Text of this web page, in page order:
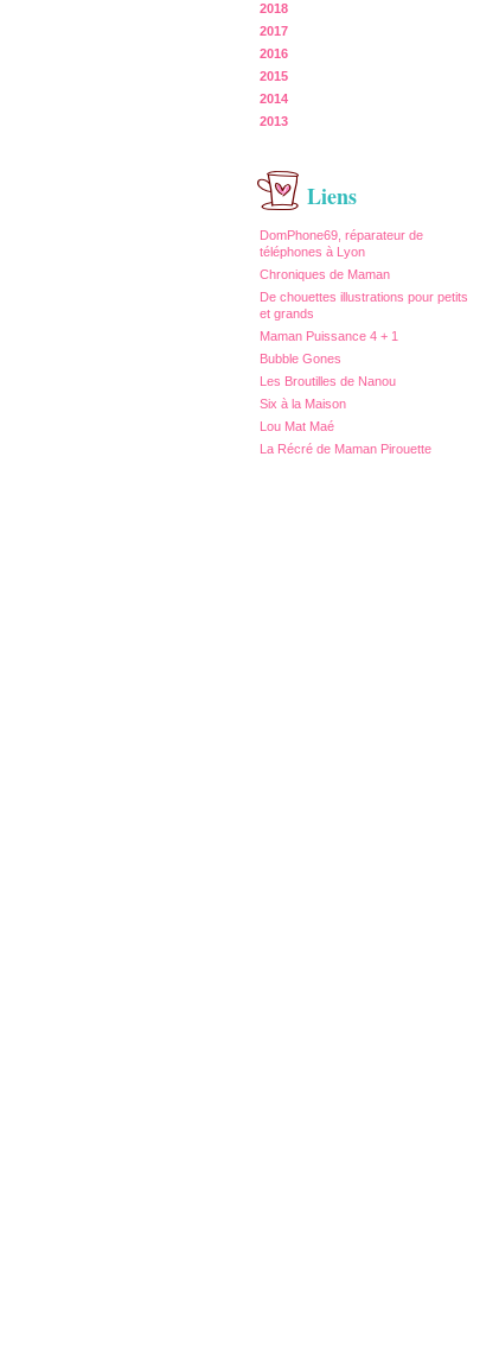
2018
2017
2016
2015
2014
2013
Liens
DomPhone69, réparateur de
téléphones à Lyon
Chroniques de Maman
De chouettes illustrations pour petits
et grands
Maman Puissance 4 + 1
Bubble Gones
Les Broutilles de Nanou
Six à la Maison
Lou Mat Maé
La Récré de Maman Pirouette